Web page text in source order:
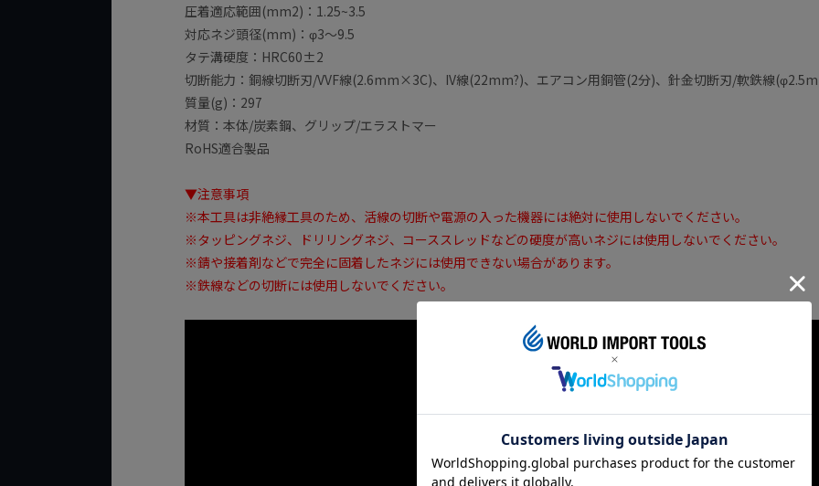
圧着適応範囲(mm2)：1.25~3.5
対応ネジ頭径(mm)：φ3～9.5
タテ溝硬度：HRC60±2
切断能力：銅線切断刃/VVF線(2.6mm×3C)、IV線(22mm?)、エアコン用銅管(2分)、針金切断刃/軟鉄線
質量(g)：297
材質：本体/炭素鋼、グリップ/エラストマー
RoHS適合製品
▼注意事項
※本工具は非絶縁工具のため、活線の切断や電源の入った機器には絶対に使用しないでください。
※タッピングネジ、ドリリングネジ、コーススレッドなどの硬度が高いネジには使用しないでください。
※錆や接着剤などで完全に固着したネジには使用できない場合があります。
※鉄線などの切断には使用しないでください。